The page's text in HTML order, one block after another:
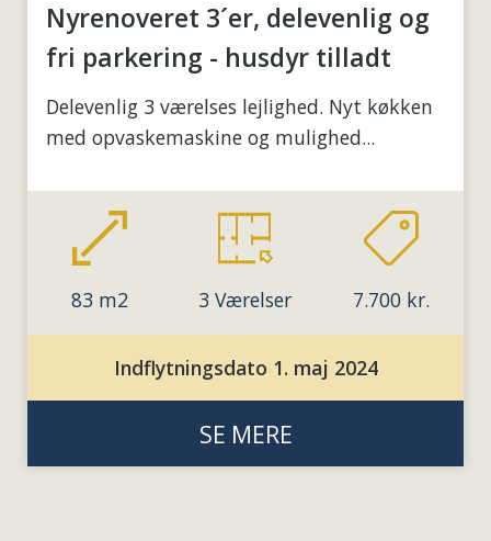
Nyrenoveret 3´er, delevenlig og
fri parkering - husdyr tilladt
Delevenlig 3 værelses lejlighed. Nyt køkken
med opvaskemaskine og mulighed...
83 m2 3 Værelser 7.700 kr.
Indflytningsdato 1. maj 2024
SE MERE